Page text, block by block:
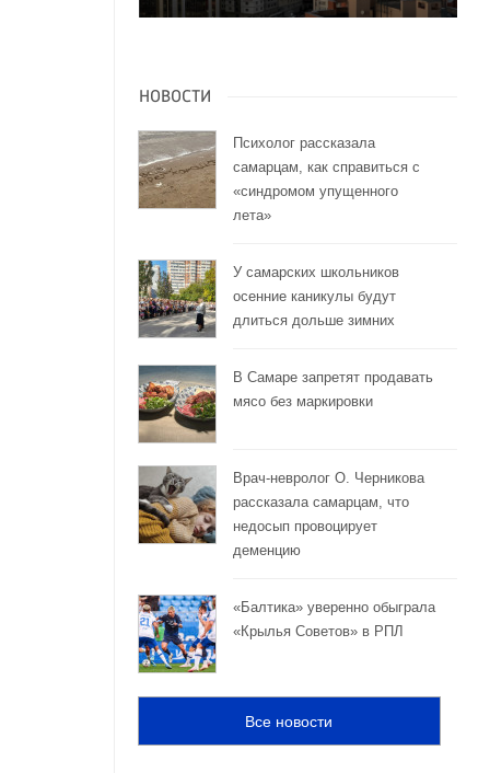
НОВОСТИ
Психолог рассказала
самарцам, как справиться с
«синдромом упущенного
лета»
У самарских школьников
осенние каникулы будут
длиться дольше зимних
В Самаре запретят продавать
мясо без маркировки
Врач-невролог О. Черникова
рассказала самарцам, что
недосып провоцирует
деменцию
«Балтика» уверенно обыграла
«Крылья Советов» в РПЛ
Все новости